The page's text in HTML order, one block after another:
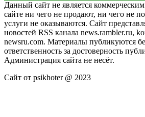
Данный сайт не является
сайте ни чего не продают, ни чего не
услуги не оказываются. Сайт
новостей RSS канала news.rambler.ru,
newsru.com. Материалы публикуются
ответственность за достоверность
Администрация сайта не несёт.
Сайт от psikhoter @ 2023